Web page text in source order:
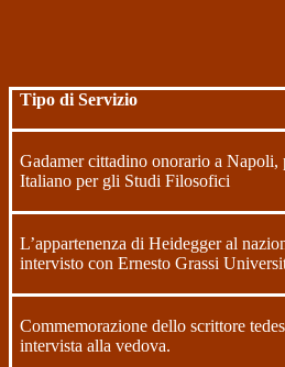
Tipo di Servizio
Gadamer cittadino onorario a Napoli,
Italiano per gli Studi Filosofici
L’appartenenza di Heidegger al
intervisto con Ernesto Grassi
Commemorazione dello scrittore
intervista alla vedova.